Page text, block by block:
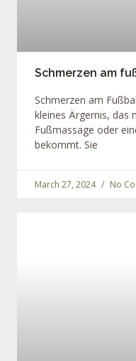
Schmerzen am
Schmerzen am
kleines Ärgernis, das
Fußmassage oder
bekommt. Sie
March 27, 2024 No